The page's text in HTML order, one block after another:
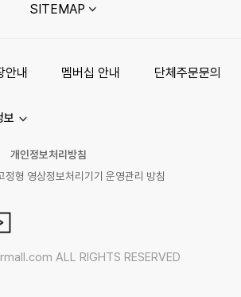
SITEMAP
안내 멤버십 안내 단체주문문의
보
개인정보처리방침
정형 영상정보처리기기 운영관리 방침
ALL RIGHTS RESERVED